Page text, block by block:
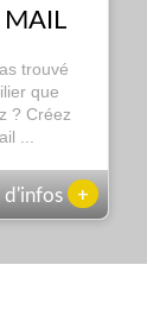
MAIL
trouvé
que
? Créez
...
d'infos +